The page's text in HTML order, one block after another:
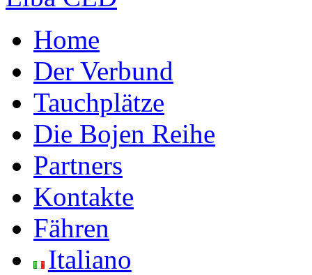
Home
Der Verbund
Tauchplätze
Die Bojen Reihe
Partners
Kontakte
Fähren
Italiano